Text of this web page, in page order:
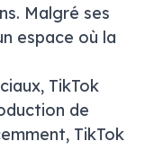
Malgré ses
espace où la
TikTok
de
TikTok